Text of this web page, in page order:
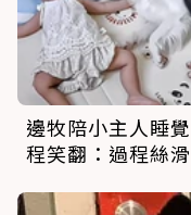
邊牧陪小主人睡
程笑翻：過程絲